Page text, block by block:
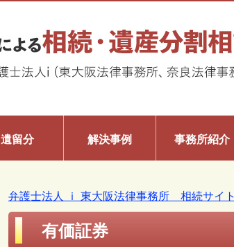
遺留分 解決事例 事務所紹介
弁護士法人 ｉ 東大阪法律事務所 相続サイト
有価証券